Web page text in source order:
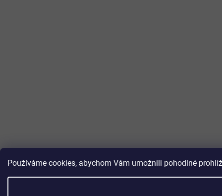
Používáme cookies, abychom Vám umožnili pohodlné